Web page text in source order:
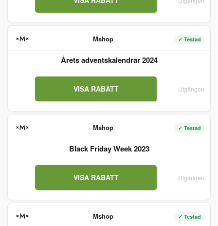
Mshop ✓ Testad
Årets adventskalendrar 2024
VISA RABATT Utgången
Mshop ✓ Testad
Black Friday Week 2023
VISA RABATT Utgången
Mshop ✓ Testad